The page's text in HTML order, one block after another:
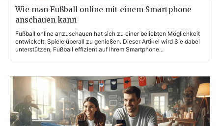
Wie man Fußball online mit einem Smartphone
anschauen kann
Fußball online anzuschauen hat sich zu einer beliebten Möglichkeit
entwickelt, Spiele überall zu genießen. Dieser Artikel wird Sie dabei
unterstützen, Fußball effizient auf Ihrem Smartphone...